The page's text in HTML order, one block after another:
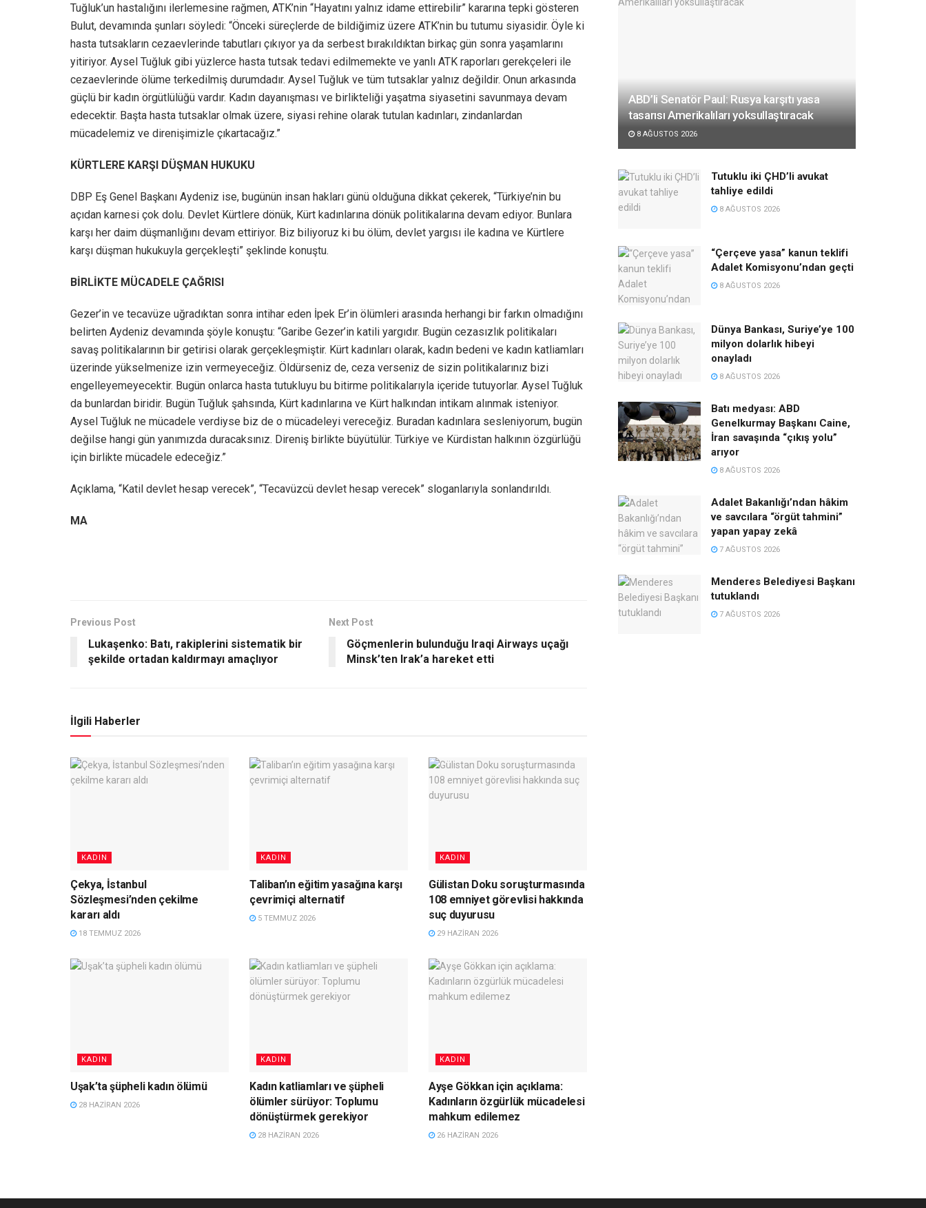
Tuğluk’un hastalığını ilerlemesine rağmen, ATK’nin “Hayatını yalnız idame ettirebilir” kararına tepki gösteren
Bulut, devamında şunları söyledi: “Önceki süreçlerde de bildiğimiz üzere ATK’nin bu tutumu siyasidir. Öyle ki
hasta tutsakların cezaevlerinde tabutları çıkıyor ya da serbest bırakıldıktan birkaç gün sonra yaşamlarını
yitiriyor. Aysel Tuğluk gibi yüzlerce hasta tutsak tedavi edilmemekte ve yanlı ATK raporları gerekçeleri ile
cezaevlerinde ölüme terkedilmiş durumdadır. Aysel Tuğluk ve tüm tutsaklar yalnız değildir. Onun arkasında
güçlü bir kadın örgütlülüğü vardır. Kadın dayanışması ve birlikteliği yaşatma siyasetini savunmaya devam
edecektir. Başta hasta tutsaklar olmak üzere, siyasi rehine olarak tutulan kadınları, zindanlardan
mücadelemiz ve direnişimizle çıkartacağız.”
KÜRTLERE KARŞI DÜŞMAN HUKUKU
DBP Eş Genel Başkanı Aydeniz ise, bugünün insan hakları günü olduğuna dikkat çekerek, “Türkiye’nin bu
açıdan karnesi çok dolu. Devlet Kürtlere dönük, Kürt kadınlarına dönük politikalarına devam ediyor. Bunlara
karşı her daim düşmanlığını devam ettiriyor. Biz biliyoruz ki bu ölüm, devlet yargısı ile kadına ve Kürtlere
karşı düşman hukukuyla gerçekleşti” şeklinde konuştu.
BİRLİKTE MÜCADELE ÇAĞRISI
Gezer’in ve tecavüze uğradıktan sonra intihar eden İpek Er’in ölümleri arasında herhangi bir farkın olmadığını
belirten Aydeniz devamında şöyle konuştu: “Garibe Gezer’in katili yargıdır. Bugün cezasızlık politikaları
savaş politikalarının bir getirisi olarak gerçekleşmiştir. Kürt kadınları olarak, kadın bedeni ve kadın katliamları
üzerinde yükselmenize izin vermeyeceğiz. Öldürseniz de, ceza verseniz de sizin politikalarınız bizi
engelleyemeyecektir. Bugün onlarca hasta tutukluyu bu bitirme politikalarıyla içeride tutuyorlar. Aysel Tuğluk
da bunlardan biridir. Bugün Tuğluk şahsında, Kürt kadınlarına ve Kürt halkından intikam alınmak isteniyor.
Aysel Tuğluk ne mücadele verdiyse biz de o mücadeleyi vereceğiz. Buradan kadınlara sesleniyorum, bugün
değilse hangi gün yanımızda duracaksınız. Direniş birlikte büyütülür. Türkiye ve Kürdistan halkının özgürlüğü
için birlikte mücadele edeceğiz.”
Açıklama, “Katil devlet hesap verecek”, “Tecavüzcü devlet hesap verecek” sloganlarıyla sonlandırıldı.
MA
Previous Post
Lukaşenko: Batı, rakiplerini sistematik bir
şekilde ortadan kaldırmayı amaçlıyor
Next Post
Göçmenlerin bulunduğu Iraqi Airways uçağı
Minsk’ten Irak’a hareket etti
İlgili Haberler
KADIN
Çekya, İstanbul
Sözleşmesi’nden çekilme
kararı aldı
18 TEMMUZ 2026
KADIN
Taliban’ın eğitim yasağına karşı
çevrimiçi alternatif
5 TEMMUZ 2026
KADIN
Gülistan Doku soruşturmasında
108 emniyet görevlisi hakkında
suç duyurusu
29 HAZIRAN 2026
KADIN
Uşak’ta şüpheli kadın ölümü
28 HAZIRAN 2026
KADIN
Kadın katliamları ve şüpheli
ölümler sürüyor: Toplumu
dönüştürmek gerekiyor
28 HAZIRAN 2026
KADIN
Ayşe Gökkan için açıklama:
Kadınların özgürlük mücadelesi
mahkum edilemez
26 HAZIRAN 2026
ABD’li Senatör Paul: Rusya karşıtı yasa
tasarısı Amerikalıları yoksullaştıracak
8 AĞUSTOS 2026
Tutuklu iki ÇHD’li avukat
tahliye edildi
8 AĞUSTOS 2026
“Çerçeve yasa” kanun teklifi
Adalet Komisyonu’ndan geçti
8 AĞUSTOS 2026
Dünya Bankası, Suriye’ye 100
milyon dolarlık hibeyi
onayladı
8 AĞUSTOS 2026
Batı medyası: ABD
Genelkurmay Başkanı Caine,
İran savaşında “çıkış yolu”
arıyor
8 AĞUSTOS 2026
Adalet Bakanlığı’ndan hâkim
ve savcılara “örgüt tahmini”
yapan yapay zekâ
7 AĞUSTOS 2026
Menderes Belediyesi Başkanı
tutuklandı
7 AĞUSTOS 2026